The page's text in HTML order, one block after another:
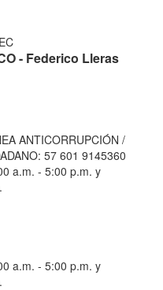
- Federico Lleras
ANTICORRUPCIÓN /
57 601 9145360
a.m. - 5:00 p.m. y
a.m. - 5:00 p.m. y